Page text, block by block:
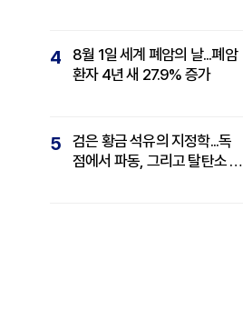
4
8월 1일 세계 폐암의 날...폐암
환자 4년 새 27.9% 증가
5
검은 황금 석유의 지정학...독
점에서 파동, 그리고 탈탄소 패